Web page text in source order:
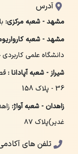
آدرس
مشهد - شعبه مرکزی:
مشهد - شعبه
دانشگاه علمی
شیراز - شعبه آپادانا :
36 - پلاک 158
زاهدان - شعبه آواژ:
غدیر)پلاک ۸۷
تلفن های